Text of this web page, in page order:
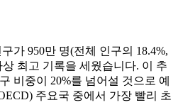
가 950만 명(전체 인구의 18.4%,
최고 기록을 세웠습니다. 이 추
비중이 20%를 넘어설 것으로 예
주요국 중에서 가장 빨리 초